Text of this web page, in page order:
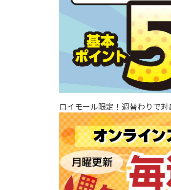
ロイモール限定！週替わりで